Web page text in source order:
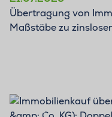
Übertragung von
Maßstäbe zu
BLOG